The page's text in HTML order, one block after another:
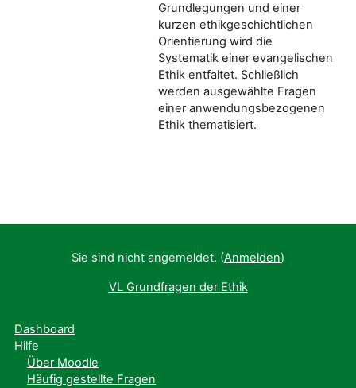
Grundlegungen und einer
kurzen ethikgeschichtlichen
Orientierung wird die
Systematik einer evangelischen
Ethik entfaltet. Schließlich
werden ausgewählte Fragen
einer anwendungsbezogenen
Ethik thematisiert.
Sie sind nicht angemeldet. (Anmelden)
VL Grundfragen der Ethik
Dashboard
Hilfe
Über Moodle
Häufig gestellte Fragen